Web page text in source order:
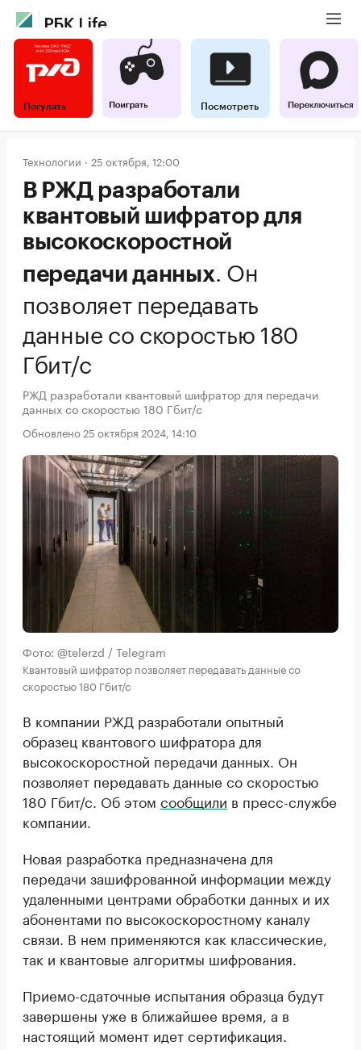
Погулять Посмотреть
Технологии 25 октября, 12:00
В РЖД разработали
квантовый шифратор для
высокоскоростной
передачи данных. Он
позволяет передавать
данные со скоростью 180
Гбит/с
РЖД разработали квантовый шифратор для передачи
данных со скоростью 180 Гбит/с
Обновлено 25 октября 2024, 14:10
Фото: @telerzd / Telegram
Квантовый шифратор позволяет передавать данные со
скоростью 180 Гбит/с
В компании РЖД разработали опытный
образец квантового шифратора для
высокоскоростной передачи данных. Он
позволяет передавать данные со скоростью
180 Гбит/с. Об этом сообщили в пресс-службе
компании.
Новая разработка предназначена для
передачи зашифрованной информации между
удаленными центрами обработки данных и их
абонентами по высокоскоростному каналу
связи. В нем применяются как классические,
так и квантовые алгоритмы шифрования.
Приемо-сдаточные испытания образца будут
завершены уже в ближайшее время, а в
настоящий момент идет сертификация.